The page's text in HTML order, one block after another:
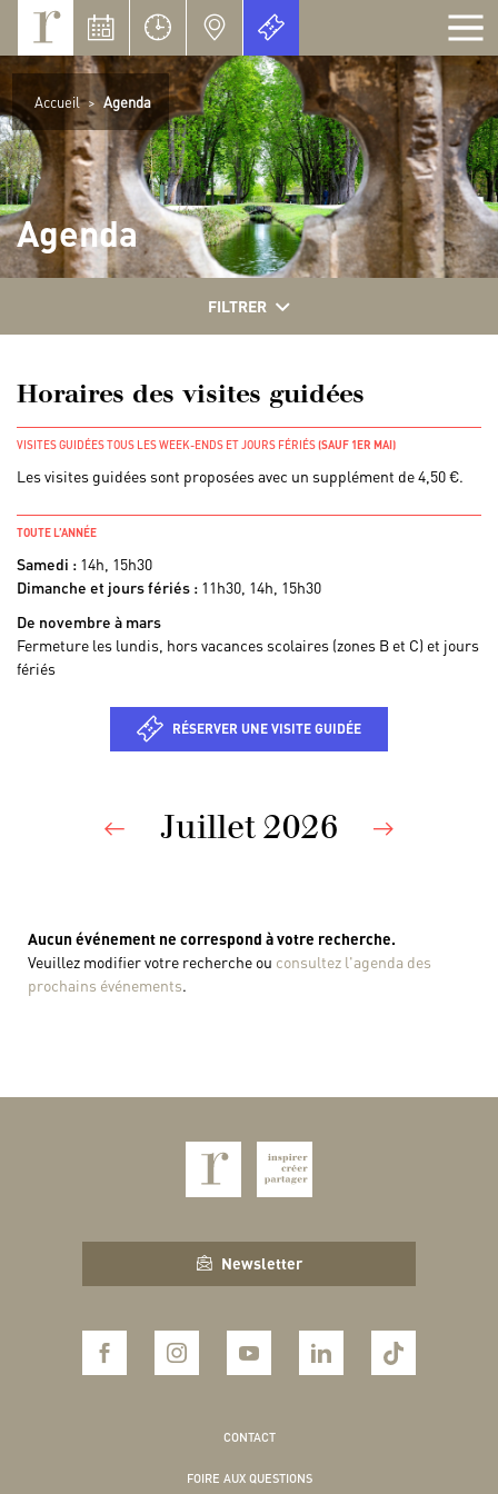
Accueil > Agenda
Agenda
FILTRER
Horaires des visites guidées
VISITES GUIDÉES TOUS LES WEEK-ENDS ET JOURS FÉRIÉS(SAUF 1ER MAI)
Les visites guidées sont proposées avec un supplément de 4,50 €.
TOUTE L’ANNÉE
Samedi : 14h, 15h30
Dimanche et jours fériés : 11h30, 14h, 15h30
De novembre à mars
Fermeture les lundis, hors vacances scolaires (zones B et C) et jours
fériés
RÉSERVER UNE VISITE GUIDÉE
Previous
Juillet 2026
Aucun événement ne correspond à votre recherche.
Veuillez modifier votre recherche ou consultez l'agenda des
prochains événements.
Newsletter
CONTACT
FOIRE AUX QUESTIONS
Panneau de gestion des cookies